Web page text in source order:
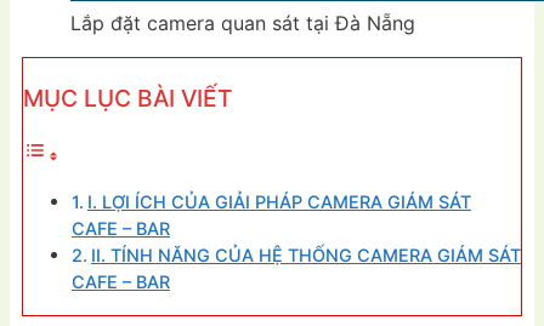
Lắp đặt camera quan sát tại Đà Nẵng
MỤC LỤC BÀI VIẾT
I. LỢI ÍCH CỦA GIẢI PHÁP CAMERA GIÁM SÁT
CAFE – BAR
II. TÍNH NĂNG CỦA HỆ THỐNG CAMERA GIÁM SÁT
CAFE – BAR